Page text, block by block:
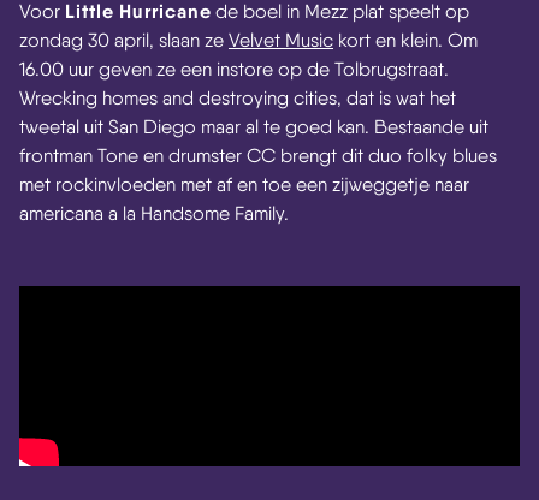
Voor Little Hurricane de boel in Mezz plat speelt op
zondag 30 april, slaan ze Velvet Music kort en klein. Om
16.00 uur geven ze een instore op de Tolbrugstraat.
Wrecking homes and destroying cities, dat is wat het
tweetal uit San Diego maar al te goed kan. Bestaande uit
frontman Tone en drumster CC brengt dit duo folky blues
met rockinvloeden met af en toe een zijweggetje naar
americana a la Handsome Family.